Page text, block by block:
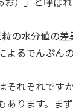
の水分値の差
よるでんぷん
れぞれです
ります。ま